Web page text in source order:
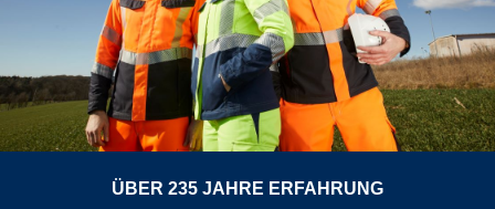
ÜBER 235 JAHRE ERFAHRUNG